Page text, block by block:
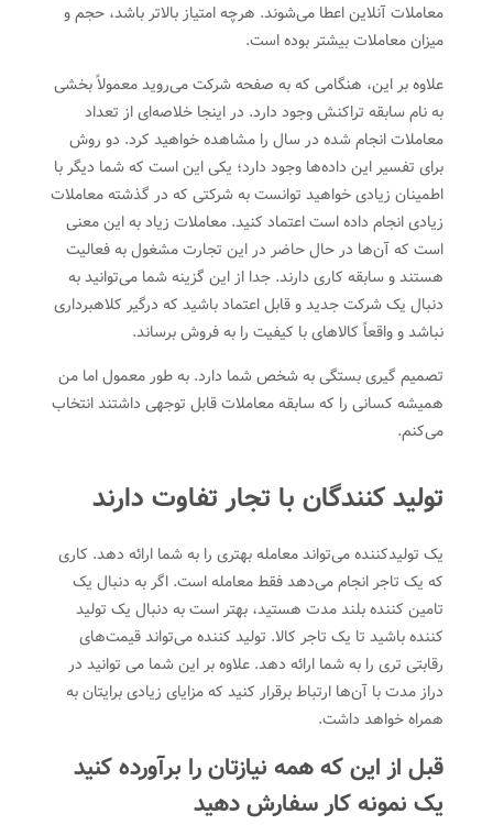
معاملات آنلاین اعطا می‌شوند. هرچه امتیاز بالاتر باشد، حجم و
میزان معاملات بیشتر بوده است.
علاوه بر این، هنگامی که به صفحه شرکت می‌روید معمولاً بخشی
به نام سابقه تراکنش وجود دارد. در اینجا خلاصه‌ای از تعداد
معاملات انجام شده در سال را مشاهده خواهید کرد. دو روش
برای تفسیر این داده‌ها وجود دارد؛ یکی این است که شما دیگر با
اطمینان زیادی خواهید توانست به شرکتی که در گذشته معاملات
زیادی انجام داده است اعتماد کنید. معاملات زیاد به این معنی
است که آن‌ها در حال حاضر در این تجارت مشغول به فعالیت
هستند و سابقه کاری دارند. جدا از این گزینه شما می‌توانید به
دنبال یک شرکت جدید و قابل اعتماد باشید که درگیر کلاهبرداری
نباشد و واقعاً کالاهای با کیفیت را به فروش برساند.
تصمیم گیری بستگی به شخص شما دارد. به طور معمول اما من
همیشه کسانی را که سابقه معاملات قابل توجهی داشتند انتخاب
می‌کنم.
تولید کنندگان با تجار تفاوت دارند
یک تولیدکننده می‌تواند معامله بهتری را به شما ارائه دهد. کاری
که یک تاجر انجام می‌دهد فقط معامله است. اگر به دنبال یک
تامین کننده بلند مدت هستید، بهتر است به دنبال یک تولید
کننده باشید تا یک تاجر کالا. تولید کننده می‌تواند قیمت‌های
رقابتی تری را به شما ارائه دهد. علاوه بر این شما می توانید در
دراز مدت با آن‌ها ارتباط برقرار کنید که مزایای زیادی برایتان به
همراه خواهد داشت.
قبل از این که همه نیازتان را برآورده کنید
یک نمونه کار سفارش دهید